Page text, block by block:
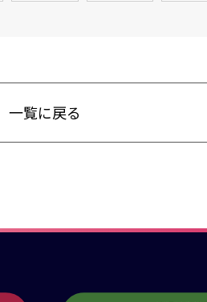
一覧に戻る